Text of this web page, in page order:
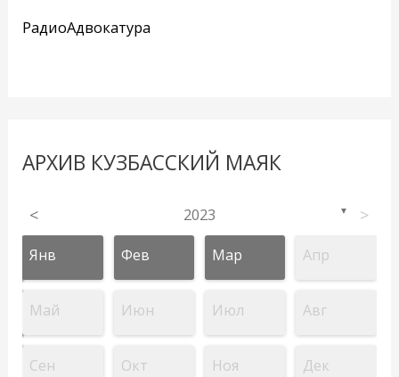
РадиоАдвокатура
АРХИВ КУЗБАССКИЙ МАЯК
< 2023 ▼ >
Янв Фев Мар Апр
Май Июн Июл Авг
Сен Окт Ноя Дек